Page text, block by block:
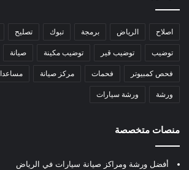
اصلاح الرياض برمجة تبوك تصليح
توضيب توضيب قير توضيب مكينة صيانة
فحص كمبيوتر فحمات مركز صيانة
ورشة ورشة سيارات
منصات متخصصة
أفضل ورشة ومراكز صيانة سيارات في الرياض